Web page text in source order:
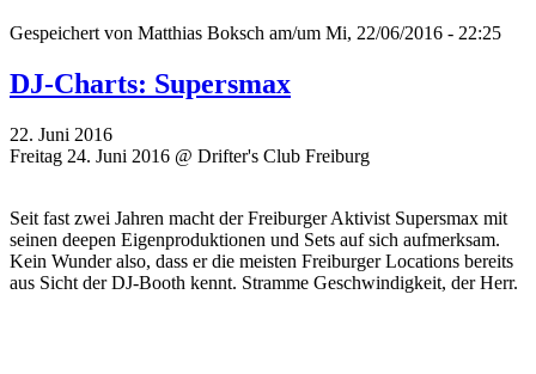
Gespeichert von Matthias Boksch am/um Mi, 22/06/2016 - 22:25
DJ-Charts: Supersmax
22. Juni 2016
Freitag 24. Juni 2016 @ Drifter's Club Freiburg
Seit fast zwei Jahren macht der Freiburger Aktivist Supersmax mit
seinen deepen Eigenproduktionen und Sets auf sich aufmerksam.
Kein Wunder also, dass er die meisten Freiburger Locations bereits
aus Sicht der DJ-Booth kennt. Stramme Geschwindigkeit, der Herr.